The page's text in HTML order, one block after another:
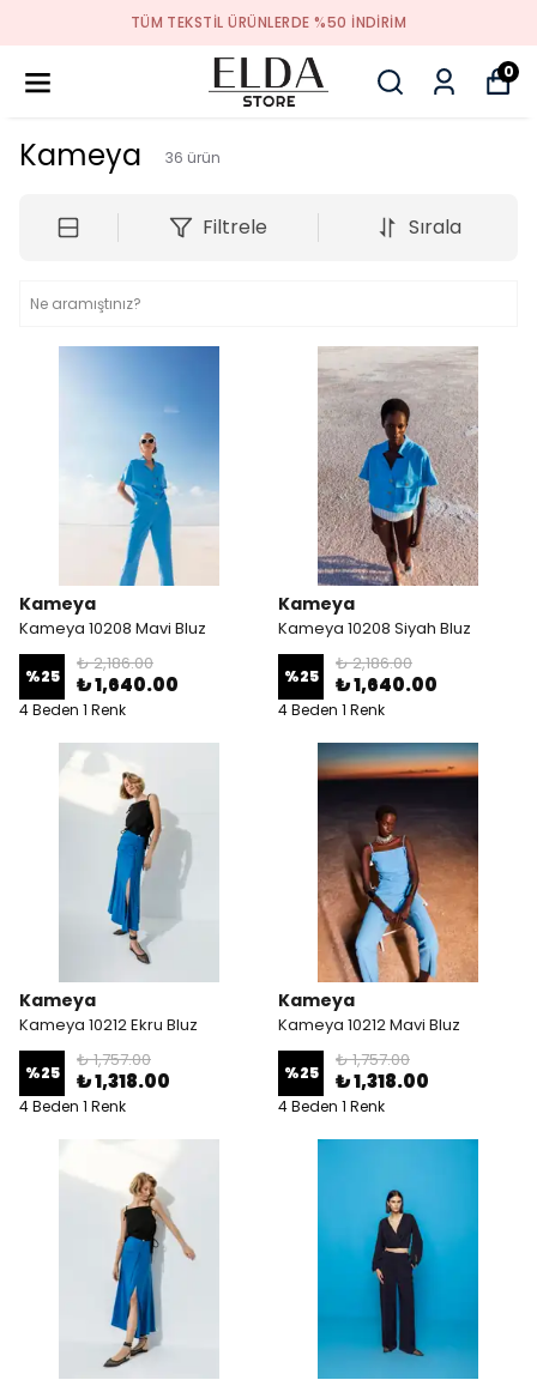
TÜM TEKSTIL ÜRÜNLERDE %50 INDIRIM
0
Kameya 36 ürün
Filtrele Sırala
Kameya
Kameya 10208 Mavi Bluz
%25
₺ 2,186.00
₺ 1,640.00
4 Beden 1 Renk
Kameya
Kameya 10208 Siyah Bluz
%25
₺ 2,186.00
₺ 1,640.00
4 Beden 1 Renk
Kameya
Kameya 10212 Ekru Bluz
%25
₺ 1,757.00
₺ 1,318.00
4 Beden 1 Renk
Kameya
Kameya 10212 Mavi Bluz
%25
₺ 1,757.00
₺ 1,318.00
4 Beden 1 Renk